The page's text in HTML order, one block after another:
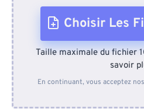
Choisir Les
Depuis
Taille maximale du fichier
savoir
En continuant, vous acceptez nos